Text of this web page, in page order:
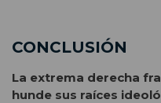
CONCLUSIÓN
La extrema derecha
hunde sus raíces